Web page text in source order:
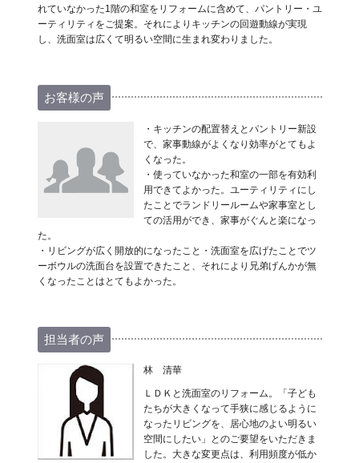
れていなかった1階の和室をリフォームに含めて、パントリー・ユ
ーティリティをご提案。それによりキッチンの回遊動線が実現
し、洗面室は広くて明るい空間に生まれ変わりました。
お客様の声
・キッチンの配置替えとパントリー新設
で、家事動線がよくなり効率がとてもよ
くなった。
・使っていなかった和室の一部を有効利
用できてよかった。ユーティリティにし
たことでランドリールームや家事室とし
ての活用ができ、家事がぐんと楽になっ
た。
・リビングが広く開放的になったこと・洗面室を広げたことでツ
ーボウルの洗面台を設置できたこと、それにより兄弟げんかが無
くなったことはとてもよかった。
担当者の声
林 清華
ＬＤＫと洗面室のリフォーム。「子ども
たちが大きくなって手狭に感じるように
なったリビングを、居心地のよい明るい
空間にしたい」とのご要望をいただきま
した。大きな変更点は、利用頻度が低か